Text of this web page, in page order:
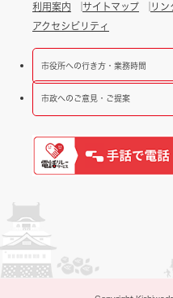
利用案内 サイトマップ リン
アクセシビリティ
市役所への行き方・業務時間
市政へのご意見・ご提案